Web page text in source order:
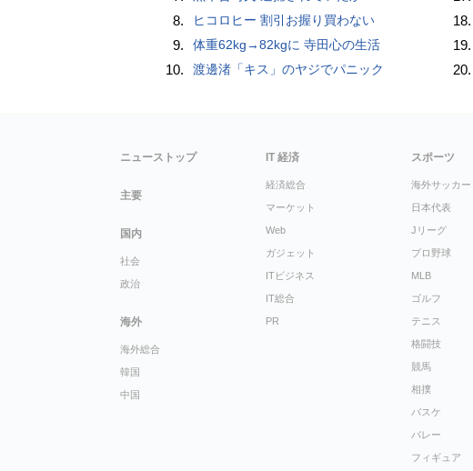
8. ヒコロヒー 割引お握り買わない
9. 体重62kg→82kgに 寺田心の生活
10. 渡邊渚「キス」のヤジでパニック
18.
19.
20.
ニューストップ
主要
国内
社会
政治
海外
海外総合
韓国
中国
IT 経済
経済総合
マーケット
Web
ガジェット
ITビジネス
IT総合
PR
スポーツ
海外サッカー
日本代表
Jリーグ
プロ野球
MLB
ゴルフ
テニス
格闘技
競馬
相撲
バスケ
バレー
フィギュア